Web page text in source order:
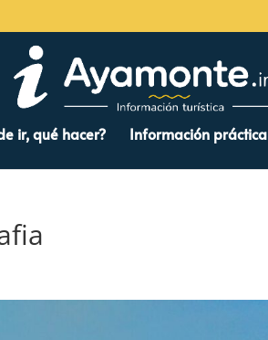
ir, qué hacer? Información práctica